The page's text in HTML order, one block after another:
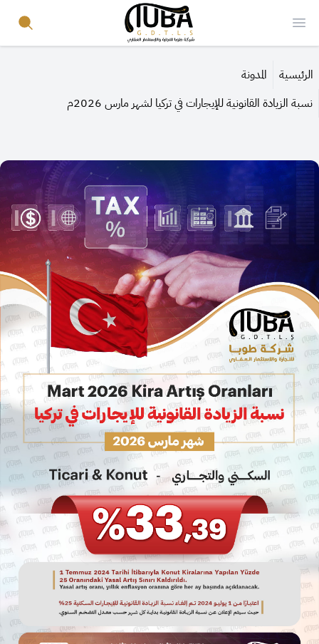
Open menu
Your Company
الرئيسية
المدونة
نسبة الزيادة القانونية للإيجارات في تركيا لشهر مارس 2026م